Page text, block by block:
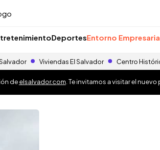
DeportesEntorno
Viviendas El Salvador Centro
deelsalvador.com . Te invitamos a visitar el